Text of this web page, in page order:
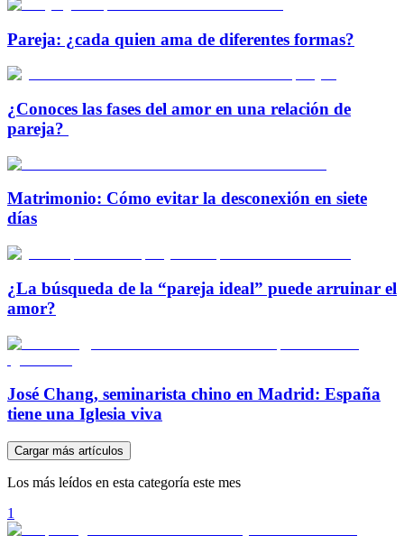
Pareja: ¿cada quien ama de diferentes formas?
¿Conoces las fases del amor en una relación de
pareja?
Matrimonio: Cómo evitar la desconexión en siete
días
¿La búsqueda de la “pareja ideal” puede arruinar el
amor?
José Chang, seminarista chino en Madrid: España
tiene una Iglesia viva
Cargar más artículos
Los más leídos en esta categoría este mes
1